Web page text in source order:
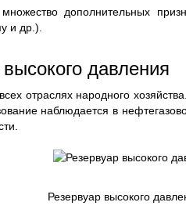
дополнительных
и др.).
давления
отраслях народного
наблюдается в
Резервуар высокого